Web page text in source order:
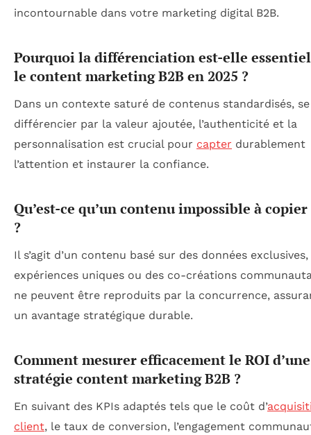
incontournable dans votre marketing digital B2B.
Pourquoi la différenciation est-elle
le content marketing B2B en 2025 ?
Dans un contexte saturé de contenus standardisés, se
différencier par la valeur ajoutée, l’authenticité et la
personnalisation est crucial pour capter durablement
l’attention et instaurer la confiance.
Qu’est-ce qu’un contenu impossible à copier
?
Il s’agit d’un contenu basé sur des données exclusives,
expériences uniques ou des co-créations
ne peuvent être reproduits par la concurrence,
un avantage stratégique durable.
Comment mesurer efficacement le ROI d’une
stratégie content marketing B2B ?
En suivant des KPIs adaptés tels que le coût d’
client, le taux de conversion, l’engagement